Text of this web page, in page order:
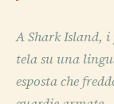
A Shark Island,
tela su una
esposta che